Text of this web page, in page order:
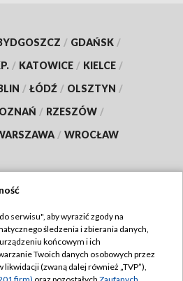
/ GDAŃSK /
/ KATOWICE / KIELCE /
/ ŁÓDŹ / OLSZTYN /
/ RZESZÓW /
/ WROCŁAW
TVP
TVP
serwisu", aby wyrazić zgody na
śledzenia i zbierania danych,
końcowym i ich
Twoich danych osobowych przez
likwidacji (zwaną dalej również „TVP”),